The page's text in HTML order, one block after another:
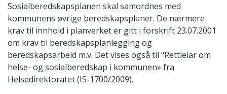
Sosialberedskapsplanen skal samordnes med
kommunens øvrige beredskapsplaner. De nærmere
krav til innhold i planverket er gitt i forskrift 23.07.2001
om krav til beredskapsplanlegging og
beredskapsarbeid m.v. Det vises også til "Rettleiar om
helse- og sosialberedskap i kommunen» fra
Helsedirektoratet (IS-1700/2009).